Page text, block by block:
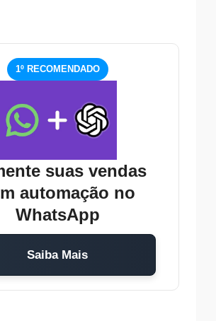
1º RECOMENDADO
suas vendas
automação no
WhatsApp
Saiba Mais